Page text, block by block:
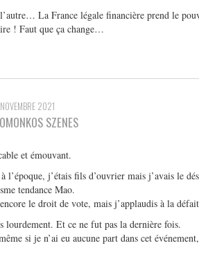
La France légale financière prend le
! Faut que ça change…
2021
SZENES
et émouvant.
à l’époque, j’étais fils d’ouvrier mais j’avais le
tendance Mao.
encore le droit de vote, mais j’applaudis à la
lourdement. Et ce ne fut pas la dernière fois.
si je n’ai eu aucune part dans cet